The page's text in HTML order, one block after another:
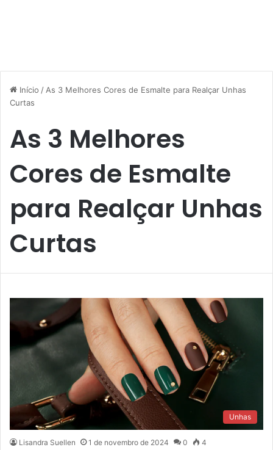
Início /As 3 Melhores Cores de Esmalte para Realçar Unhas
Curtas
As 3 Melhores
Cores de Esmalte
para Realçar Unhas
Curtas
Unhas
Lisandra Suellen 1 de novembro de 2024 0 4